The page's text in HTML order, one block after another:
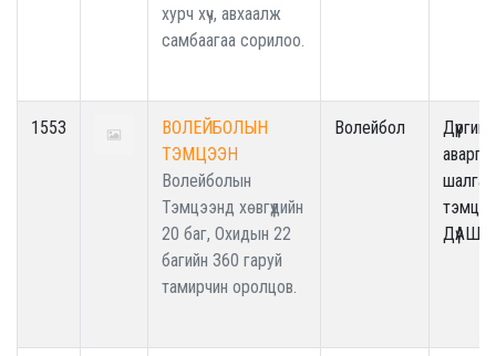
хурч хүч, авхаалж
самбаагаа сорилоо.
1553
ВОЛЕЙБОЛЫН
ТЭМЦЭЭН
Волейболын
Тэмцээнд хөвгүүдийн
20 баг, Охидын 22
багийн 360 гаруй
тамирчин оролцов.
Волейбол
Дүүргийн
аварга
ДүАШТ